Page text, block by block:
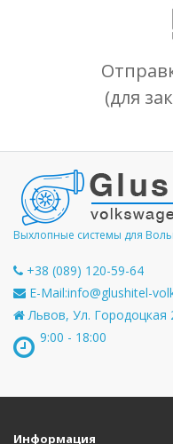
(для
Выхлопные системы для
+38 (089) 120-59-64
E-Mail:info@glushitel-
Львов, Ул. Городоцкая
9:00 - 18:00
Информация